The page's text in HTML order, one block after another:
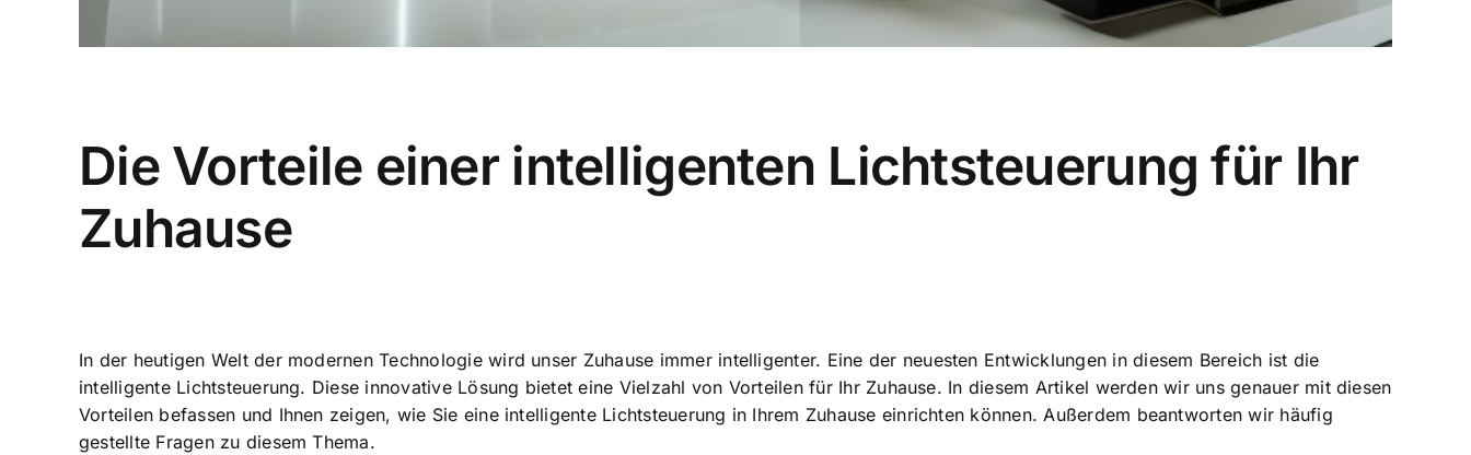
Die Vorteile einer intelligenten Lichtsteuerung für Ihr
Zuhause
In der heutigen Welt der modernen Technologie wird unser Zuhause immer intelligenter. Eine der neuesten Entwicklungen in diesem Bereich ist die
intelligente Lichtsteuerung. Diese innovative Lösung bietet eine Vielzahl von Vorteilen für Ihr Zuhause. In diesem Artikel werden wir uns genauer mit diesen
Vorteilen befassen und Ihnen zeigen, wie Sie eine intelligente Lichtsteuerung in Ihrem Zuhause einrichten können. Außerdem beantworten wir häufig
gestellte Fragen zu diesem Thema.